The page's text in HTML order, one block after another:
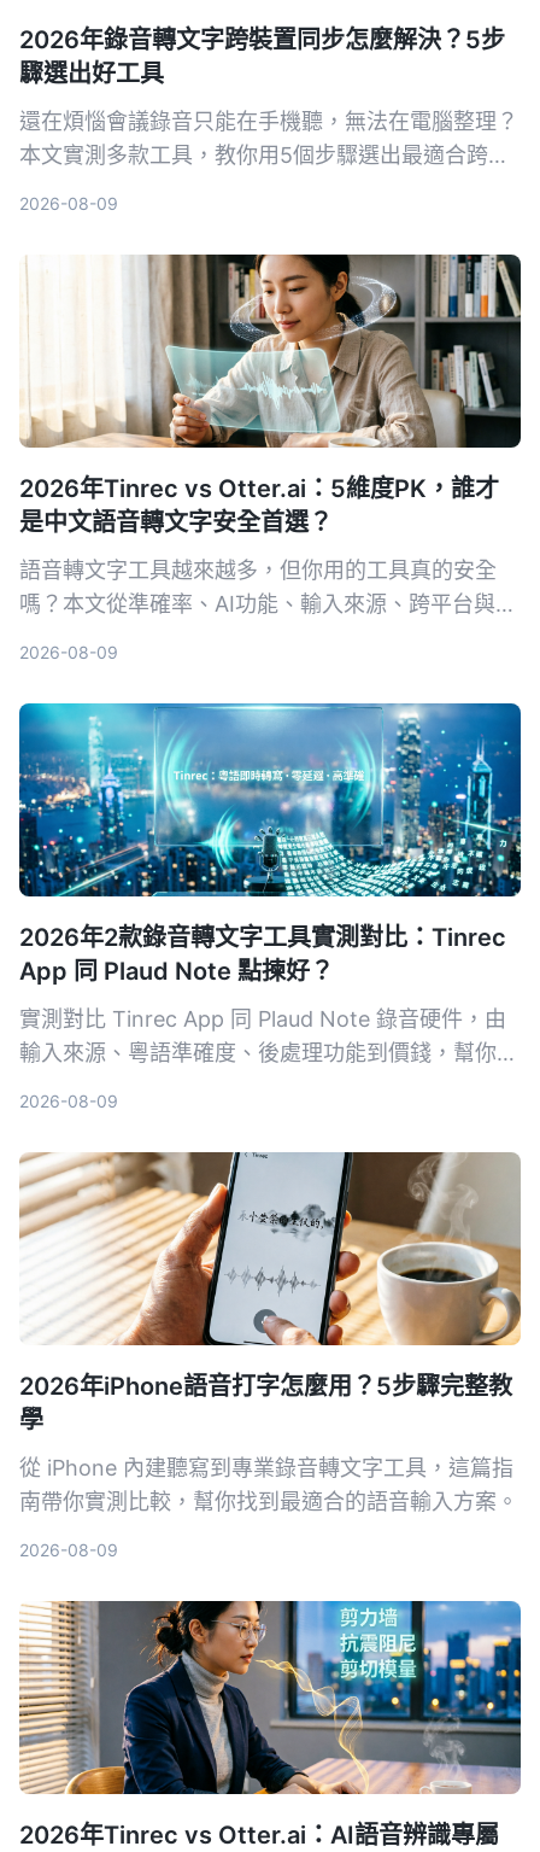
2026年錄音轉文字跨裝置同步怎麼解決？5步
驟選出好工具
還在煩惱會議錄音只能在手機聽，無法在電腦整理？
本文實測多款工具，教你用5個步驟選出最適合跨裝
2026-08-09
2026年Tinrec vs Otter.ai：5維度PK，誰才
是中文語音轉文字安全首選？
語音轉文字工具越來越多，但你用的工具真的安全
嗎？本文從準確率、AI功能、輸入來源、跨平台與數
選出最適合且可靠的工具。
2026-08-09
2026年2款錄音轉文字工具實測對比：Tinrec
App 同 Plaud Note 點揀好？
實測對比 Tinrec App 同 Plaud Note 錄音硬件，由
輸入來源、粵語準確度、後處理功能到價錢，幫你揀
2026-08-09
2026年iPhone語音打字怎麼用？5步驟完整教
學
從 iPhone 內建聽寫到專業錄音轉文字工具，這篇指
南帶你實測比較，幫你找到最適合的語音輸入方案。
2026-08-09
2026年Tinrec vs Otter.ai：AI語音辨識專屬